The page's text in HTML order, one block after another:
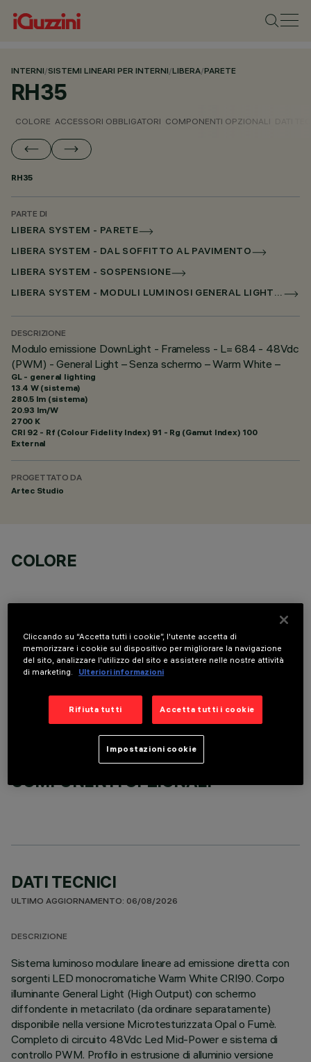
INTERNI/SISTEMI LINEARI PER INTERNI/LIBERA/PARETE
RH35
COLORE ACCESSORI OBBLIGATORI COMPONENTI OPZIONALI
RH35
PARTE DI
LIBERA SYSTEM - PARETE
LIBERA SYSTEM - DAL SOFFITTO AL PAVIMENTO
LIBERA SYSTEM - SOSPENSIONE
LIBERA SYSTEM - MODULI LUMINOSI GENERAL LIGHTING SENZA SCHERMO
DESCRIZIONE
Modulo emissione DownLight - Frameless - L= 684 - 48Vdc
(PWM) - General Light – Senza schermo – Warm White –
GL - general lighting
13.4 W (sistema)
280.5 lm (sistema)
20.93 lm/W
2700 K
CRI 92 - Rf (Colour Fidelity Index) 91 - Rg (Gamut Index) 100
External
PROGETTATO DA
Artec Studio
COLORE
ACCESSORI OBBLIGATORI
COMPONENTI OPZIONALI
DATI TECNICI
ULTIMO AGGIORNAMENTO: 06/08/2026
DESCRIZIONE
Sistema luminoso modulare lineare ad emissione diretta con
sorgenti LED monocromatiche Warm White CRI90. Corpo
illuminante General Light (High Output) con schermo
diffondente in metacrilato (da ordinare separatamente)
disponibile nella versione Microtesturizzata Opal o Fumè.
Completo di circuito 48Vdc Led Mid-Power e sistema di
controllo PWM. Profilo in estrusione di alluminio versione
Cliccando su “Accetta tutti i cookie”, l'utente accetta di
memorizzare i cookie sul dispositivo per migliorare la navigazione
del sito, analizzare l'utilizzo del sito e assistere nelle nostre attività
di marketing.
Ulteriori informazioni
Rifiuta tutti Accetta tutti i cookie
Impostazioni cookie